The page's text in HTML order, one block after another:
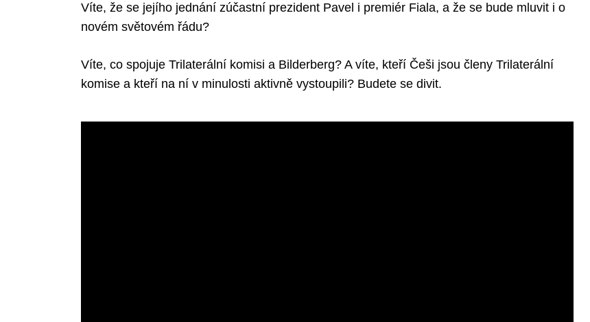
Víte, že se jejího jednání zúčastní prezident Pavel i premiér Fiala, a že se bude mluvit i o
novém světovém řádu?
Víte, co spojuje Trilaterální komisi a Bilderberg? A víte, kteří Češi jsou členy Trilaterální
komise a kteří na ní v minulosti aktivně vystoupili? Budete se divit.